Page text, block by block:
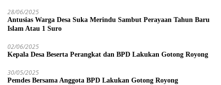
28/06/2025
Antusias Warga Desa Suka Merindu Sambut Perayaan Tahun Baru
Islam Atau 1 Suro
02/06/2025
Kepala Desa Beserta Perangkat dan BPD Lakukan Gotong Royong
30/05/2025
Pemdes Bersama Anggota BPD Lakukan Gotong Royong